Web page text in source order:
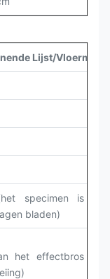
Lijst/Vloermat
specimen is
bladen)
het effectbros